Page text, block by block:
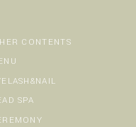
CONTENTS
SPA